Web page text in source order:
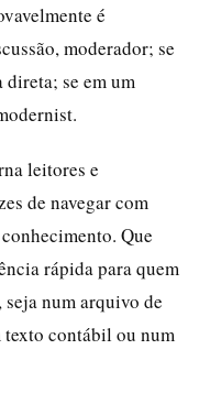
é
moderador; se
direta; se em um
leitores e
de navegar com
Que
rápida para quem
num arquivo de
texto contábil ou num